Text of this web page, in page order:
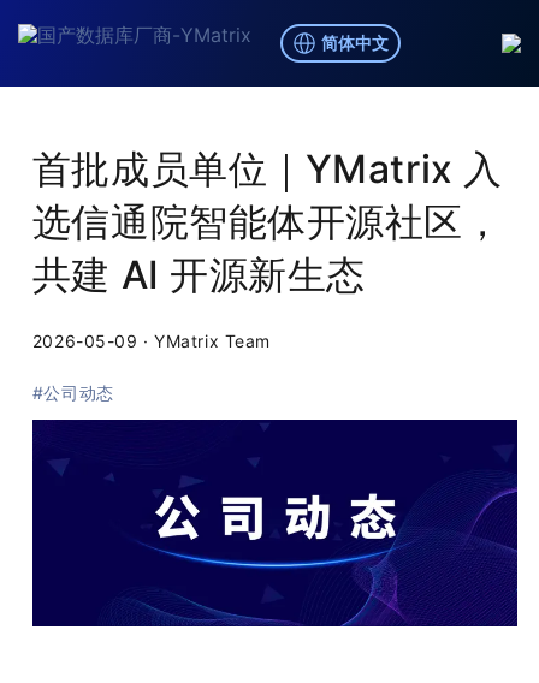
简体中文
首批成员单位｜YMatrix 入
选信通院智能体开源社区，
共建 AI 开源新生态
2026-05-09 ·YMatrix Team
#公司动态